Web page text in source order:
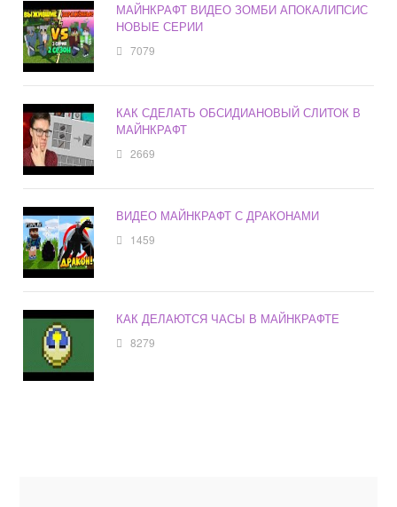
МАЙНКРАФТ ВИДЕО ЗОМБИ АПОКАЛИПСИС
НОВЫЕ СЕРИИ
7079
КАК СДЕЛАТЬ ОБСИДИАНОВЫЙ СЛИТОК В
МАЙНКРАФТ
2669
ВИДЕО МАЙНКРАФТ С ДРАКОНАМИ
1459
КАК ДЕЛАЮТСЯ ЧАСЫ В МАЙНКРАФТЕ
8279